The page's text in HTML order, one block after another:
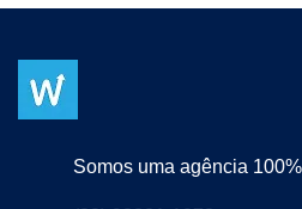
Somos uma agência